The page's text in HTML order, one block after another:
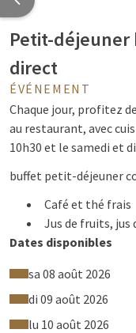
Petit-déjeuner
direct
ÉVÉNEMENT
Chaque jour, profitez
au restaurant, avec
10h30 et le samedi et
buffet petit-déjeuner
Café et thé frais
Jus de fruits,
Produits laitiers
Viennoiseries
Croissants,
d'épices
Dates disponibles
sa 08 août 2026
di 09 août 2026
lu 10 août 2026